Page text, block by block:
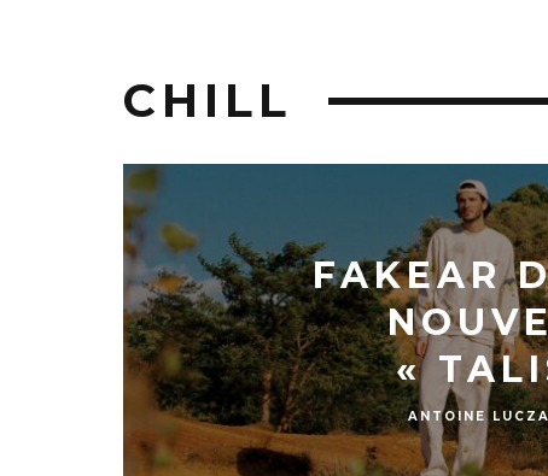
CHILL
FAKEAR
«
ANTOINE